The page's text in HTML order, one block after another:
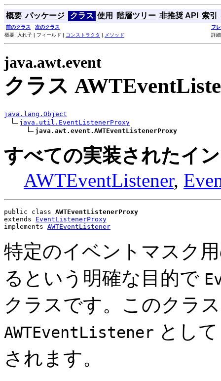
概要 パッケージ クラス 使用 階層ツリー 非推奨 API 索引
前のクラス 次のクラス
フ
概要: 入れ子 | フィールド | コンストラクタ | メソッド 詳
java.awt.event
クラス
java.lang.Object
java.util.EventListenerProxy
java.awt.event.AWTEventListenerProxy
すべての実装されたイ
AWTEventListener,
public class AWTEventListenerProxy
extends EventListenerProxy
implements AWTEventListener
特定のイベントマスク
るという明確な目的で
クラスです。このクラ
AWTEventListener とし
されます。